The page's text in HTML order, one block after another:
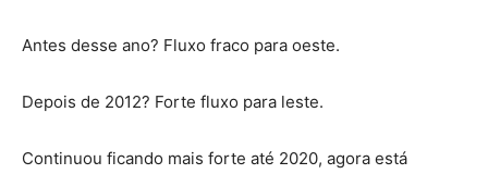
Antes desse ano? Fluxo fraco para oeste.
Depois de 2012? Forte fluxo para leste.
Continuou ficando mais forte até 2020, agora está